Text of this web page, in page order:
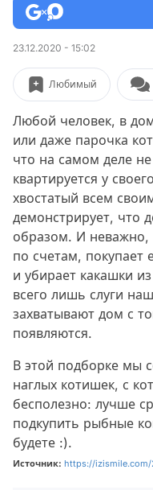
23.12.2020 - 15:02
Любимый
Любой человек, в
или даже парочка
что на самом деле
квартируется у
хвостатый всем
демонстрирует, что
образом. И неважно,
по счетам, покупает
и убирает какашки
всего лишь слуги
захватывают дом с
появляются.
В этой подборке мы
наглых котишек, с
бесполезно: лучше
подкупить рыбные
будете :).
Источник: https://izismile.com/